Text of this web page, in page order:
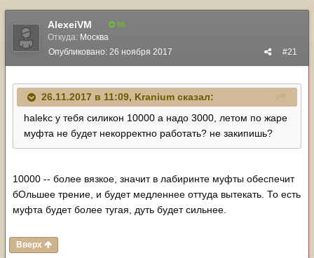
AlexeiVM 85
Откуда: Москва
#21
Опубликовано: 26 ноября 2017
26.11.2017 в 11:09, Kranium сказал:
halekc у тебя силикон 10000 а надо 3000, летом по жаре
муфта не будет некорректно работать? не закипишь?
10000 -- более вязкое, значит в лабиринте муфты обеспечит
бОльшее трение, и будет медленнее оттуда вытекать. То есть
муфта будет более тугая, дуть будет сильнее.
Вверх